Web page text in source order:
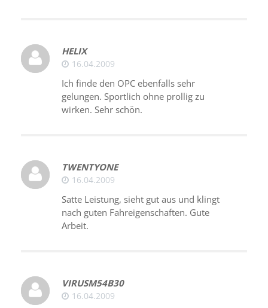
HELIX
16.04.2009
Ich finde den OPC ebenfalls sehr
gelungen. Sportlich ohne prollig zu
wirken. Sehr schön.
TWENTYONE
16.04.2009
Satte Leistung, sieht gut aus und klingt
nach guten Fahreigenschaften. Gute
Arbeit.
VIRUSM54B30
16.04.2009